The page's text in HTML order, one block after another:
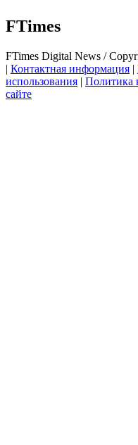
FTimes
FTimes Digital News /
| Контактная информация |
использования | Политика
сайте